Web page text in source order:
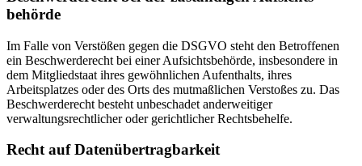
behörde
Im Falle von Verstößen gegen die DSGVO steht den Betroffenen
ein Beschwerderecht bei einer Aufsichtsbehörde, insbesondere in
dem Mitgliedstaat ihres gewöhnlichen Aufenthalts, ihres
Arbeitsplatzes oder des Orts des mutmaßlichen Verstoßes zu. Das
Beschwerderecht besteht unbeschadet anderweitiger
verwaltungsrechtlicher oder gerichtlicher Rechtsbehelfe.
Recht auf Daten­übertrag­barkeit